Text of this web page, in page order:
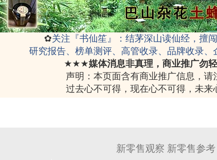
✿关注『书仙笙』：结茅深山读仙经，擅
研究报告、榜单测评、高管收录、品牌收录、
★★★媒体消息非真理，商业推广勿
声明：本页面含有商业推广信息，请
过去心不可得，现在心不可得，未来
新零售观察 新零售参